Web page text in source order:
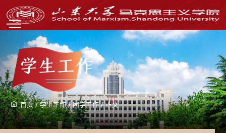
学生工作
首页/学生工作/团学工作 /正文